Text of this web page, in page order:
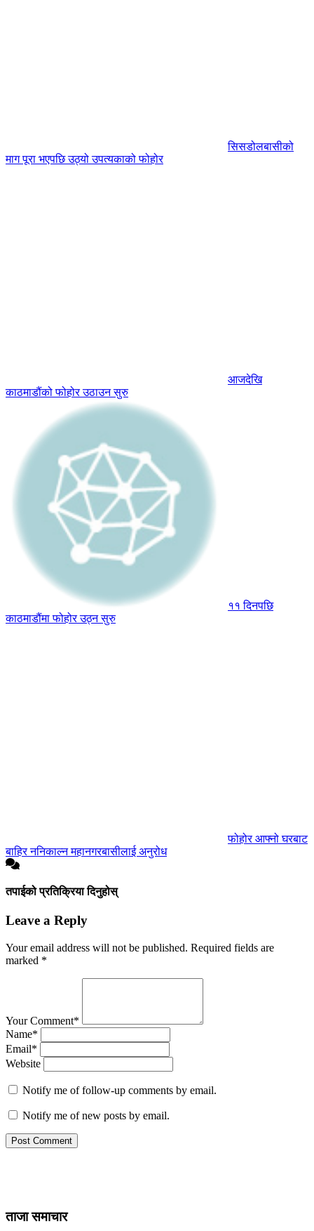
सिसडोलबासीको
माग पूरा भएपछि उठ्यो उपत्यकाको फोहोर
आजदेखि
काठमाडौंको फोहोर उठाउन सुरु
११ दिनपछि
काठमाडौंमा फोहोर उठ्न सुरु
फोहोर आफ्नो घरबाट
बाहिर ननिकाल्न महानगरबासीलाई अनुरोध
तपाईको प्रतिक्रिया दिनुहोस्
Leave a Reply
Your email address will not be published. Required fields are
marked *
Your Comment*
Name*
Email*
Website
Notify me of follow-up comments by email.
Notify me of new posts by email.
ताजा समाचार